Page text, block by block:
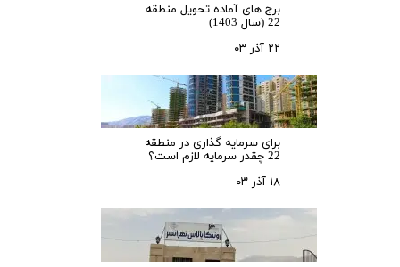
برج های آماده تحویل منطقه
22 (سال 1403)
۲۲ آذر ۰۳
برای سرمایه‌ گذاری در منطقه
22 چقدر سرمایه لازم است؟
۱۸ آذر ۰۳